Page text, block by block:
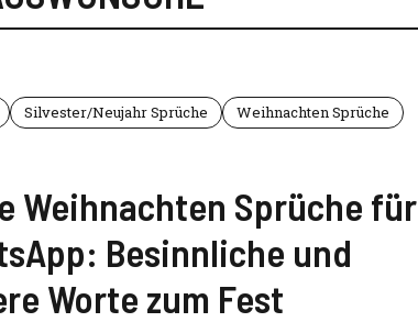
Silvester/Neujahr Sprüche
Weihnachten Sprüche
Weihnachten Sprüche für
Besinnliche und
Worte zum Fest